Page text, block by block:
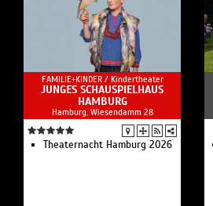
FAMILIE+KINDER / Kindertheater
JUNGES SCHAUSPIELHAUS
HAMBURG
Hamburg, Wiesendamm 28
Theaternacht Hamburg 2026